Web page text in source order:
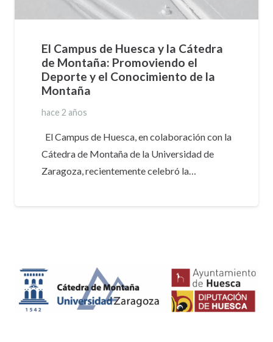
El Campus de Huesca y la Cátedra
de Montaña: Promoviendo el
Deporte y el Conocimiento de la
Montaña
hace 2 años
El Campus de Huesca, en colaboración con la
Cátedra de Montaña de la Universidad de
Zaragoza, recientemente celebró la…